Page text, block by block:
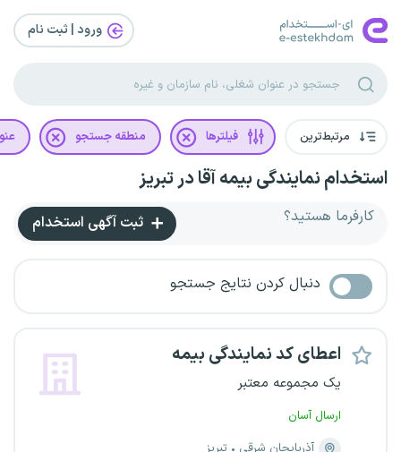
ورود | ثبت‌ نام
مرتبط‌ترین فیلترها منطقه جستجو
استخدام نمایندگی بیمه آقا در تبریز
کارفرما هستید؟ ثبت آگهی استخدام
دنبال کردن نتایج جستجو
اعطای کد نمایندگی بیمه
یک مجموعه معتبر
ارسال آسان
آذربایجان شرقی
تبریز